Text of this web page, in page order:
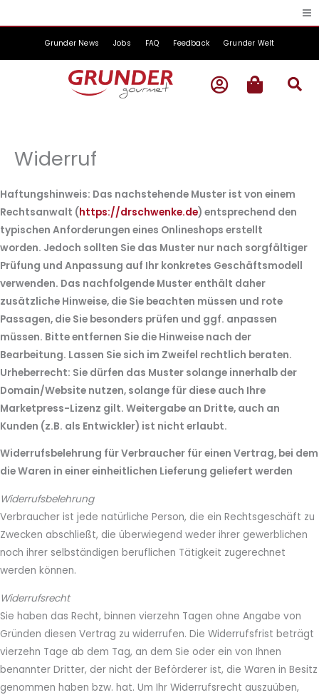
Inhalt
Grunder News Jobs FAQ Feedback Grunder Welt
Widerruf
Haftungshinweis: Das nachstehende Muster ist von einem
Rechtsanwalt (https://drschwenke.de) entsprechend den
typischen Anforderungen eines Onlineshops erstellt
worden. Jedoch sollten Sie das Muster nur nach sorgfältiger
Prüfung und Anpassung auf Ihr konkretes Geschäftsmodell
verwenden. Das nachfolgende Muster enthält daher
zusätzliche Hinweise, die Sie beachten müssen und rote
Passagen, die Sie besonders prüfen und ggf. anpassen
müssen. Bitte entfernen Sie die Hinweise nach der
Bearbeitung. Lassen Sie sich im Zweifel rechtlich beraten.
Urheberrecht: Sie dürfen das Muster solange innerhalb der
Domain/Website nutzen, solange für diese auch Ihre
Marketpress-Lizenz gilt. Weitergabe an Dritte, auch an
Kunden (z.B. als Entwickler) ist nicht erlaubt.
Widerrufsbelehrung für Verbraucher für einen Vertrag, bei dem
die Waren in einer einheitlichen Lieferung geliefert werden
Widerrufsbelehrung
Verbraucher ist jede natürliche Person, die ein Rechtsgeschäft zu
Zwecken abschließt, die überwiegend weder ihrer gewerblichen
noch ihrer selbständigen beruflichen Tätigkeit zugerechnet
werden können.
Widerrufsrecht
Sie haben das Recht, binnen vierzehn Tagen ohne Angabe von
Gründen diesen Vertrag zu widerrufen. Die Widerrufsfrist beträgt
vierzehn Tage ab dem Tag, an dem Sie oder ein von Ihnen
benannter Dritter, der nicht der Beförderer ist, die Waren in Besitz
genommen haben bzw. hat. Um Ihr Widerrufsrecht auszuüben,